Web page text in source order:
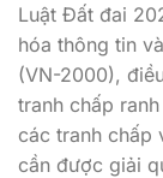
Luật Đất đai
hóa thông tin
(VN-2000),
tranh chấp
các tranh chấp
cần được giải